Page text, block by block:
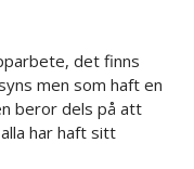
det finns
men som haft en
beror dels på att
har haft sitt